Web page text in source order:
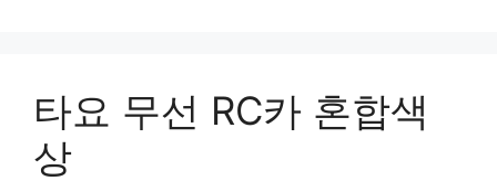
타요 무선 RC카 혼합색
상